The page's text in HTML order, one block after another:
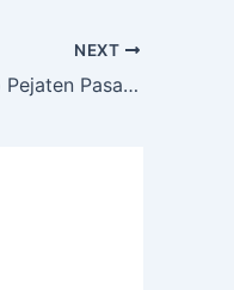
NEXT
Sewa Hiace Premio Pejaten Pasar Minggu Jakarta Selatan